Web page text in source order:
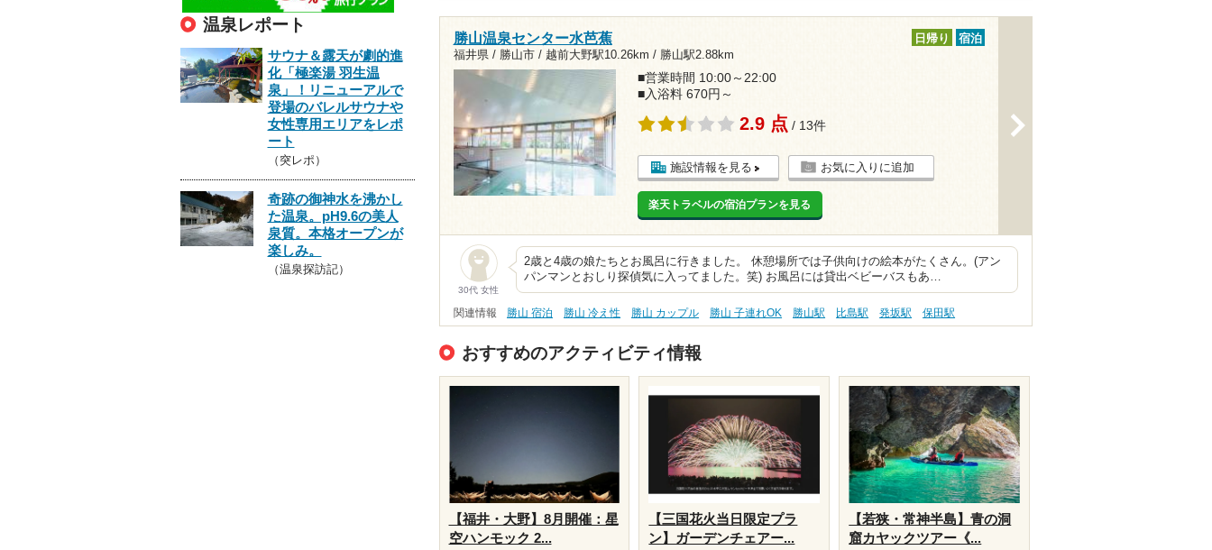
勝山温泉センター水芭蕉
福井県 / 勝山市 / 越前大野駅10.26km / 勝山駅2.88km
日帰り 宿泊
■営業時間 10:00～22:00
■入浴料 670円～
2.9 点 / 13件
施設情報を見る お気に入りに追加
楽天トラベルの宿泊プランを見る
30代 女性
2歳と4歳の娘たちとお風呂に行きました。 休憩場所では子供向けの絵本がたくさん。(アン
パンマンとおしり探偵気に入ってました。笑) お風呂には貸出ベビーバスもあ…
関連情報 勝山 宿泊 勝山 冷え性 勝山 カップル 勝山 子連れOK 勝山駅 比島駅 発坂駅 保田駅
おすすめのアクティビティ情報
【福井・大野】8月開催：星
空ハンモック 2...
【三国花火当日限定プラ
ン】ガーデンチェアー...
【若狭・常神半島】青の洞
窟カヤックツアー《...
温泉レポート
サウナ＆露天が劇的進
化「極楽湯 羽生温
泉」！リニューアルで
登場のバレルサウナや
女性専用エリアをレポ
ート
（突レポ）
奇跡の御神水を沸かし
た温泉。pH9.6の美人
泉質。本格オープンが
楽しみ。
（温泉探訪記）